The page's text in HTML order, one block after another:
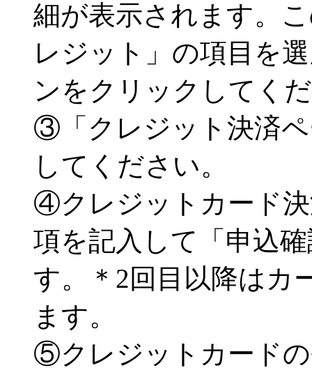
細が表示されます。
レジット」の項目を
ンをクリックしてく
③「クレジット決済
してください。
④クレジットカード
項を記入して「申込
す。＊2回目以降はカ
ます。
⑤クレジットカード